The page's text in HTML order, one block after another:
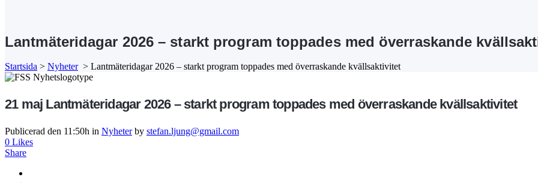
Lantmäteridagar 2026 – starkt program toppades med överraskande
Startsida > Nyheter > Lantmäteridagar 2026 – starkt program toppades med överraskande kvällsaktivitet
21 maj Lantmäteridagar 2026 – starkt program toppades med överraskande kvällsaktivitet
Publicerad den 11:50h in Nyheter by stefan.ljung@gmail.com
0 Likes
Share